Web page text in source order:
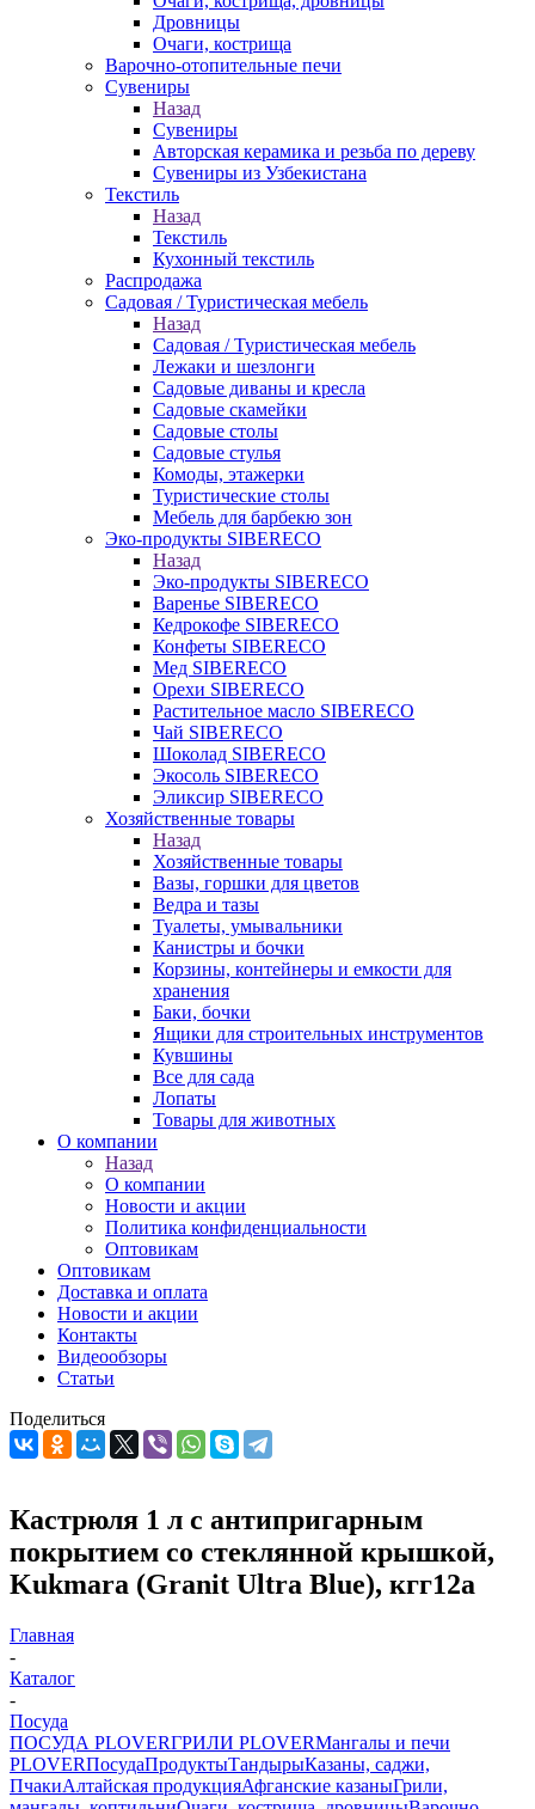
Дровницы
Очаги, кострища
Варочно-отопительные печи
Сувениры
Назад
Сувениры
Авторская керамика и резьба по дереву
Сувениры из Узбекистана
Текстиль
Назад
Текстиль
Кухонный текстиль
Распродажа
Садовая / Туристическая мебель
Назад
Садовая / Туристическая мебель
Лежаки и шезлонги
Садовые диваны и кресла
Садовые скамейки
Садовые столы
Садовые стулья
Комоды, этажерки
Туристические столы
Мебель для барбекю зон
Эко-продукты SIBERECO
Назад
Эко-продукты SIBERECO
Варенье SIBERECO
Кедрокофе SIBERECO
Конфеты SIBERECO
Мед SIBERECO
Орехи SIBERECO
Растительное масло SIBERECO
Чай SIBERECO
Шоколад SIBERECO
Экосоль SIBERECO
Эликсир SIBERECO
Хозяйственные товары
Назад
Хозяйственные товары
Вазы, горшки для цветов
Ведра и тазы
Туалеты, умывальники
Канистры и бочки
Корзины, контейнеры и емкости для
хранения
Баки, бочки
Ящики для строительных инструментов
Кувшины
Все для сада
Лопаты
Товары для животных
О компании
Назад
О компании
Новости и акции
Политика конфиденциальности
Оптовикам
Оптовикам
Доставка и оплата
Новости и акции
Контакты
Видеообзоры
Статьи
Поделиться
Кастрюля 1 л с антипригарным
покрытием со стеклянной крышкой,
Kukmara (Granit Ultra Blue), кгг12а
Главная
-
Каталог
-
Посуда
ПОСУДА PLOVERГРИЛИ PLOVERМангалы и печи
PLOVERПосудаПродуктыТандырыКазаны, саджи,
ПчакиАлтайская продукцияАфганские казаныГрили,